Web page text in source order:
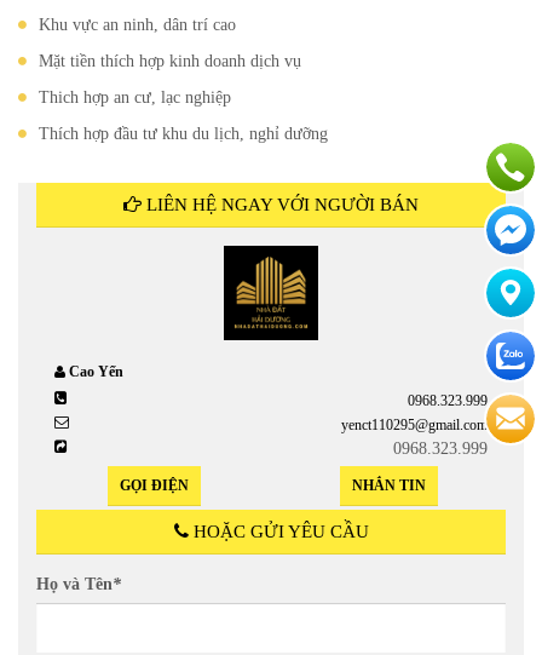
Khu vực an ninh, dân trí cao
Mặt tiền thích hợp kinh doanh dịch vụ
Thich hợp an cư, lạc nghiệp
Thích hợp đầu tư khu du lịch, nghỉ dưỡng
LIÊN HỆ NGAY VỚI NGƯỜI BÁN
Cao Yến
0968.323.999
yenct110295@gmail.com
0968.323.999
GỌI ĐIỆN NHẮN TIN
HOẶC GỬI YÊU CẦU
Họ và Tên*